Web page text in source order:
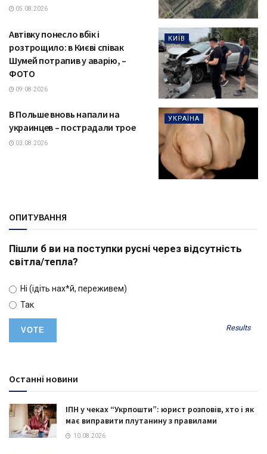
05.08.2026
КИЇВ
Автівку понесло вбік і
розтрощило: в Києві співак
Шумей потрапив у аварію, –
ФОТО
09.08.2026
УКРАЇНА
В Польше вновь напали на
украинцев – пострадали трое
03.08.2026
ОПИТУВАННЯ
Пішли б ви на поступки русні через відсутність
світла/тепла?
Ні (ідіть нах*й, переживем)
Так
Results
Останні новини
ІПН у чеках “Укрпошти”: юрист розповів, хто і як
має виправити плутанину з правилами
10.08.2026